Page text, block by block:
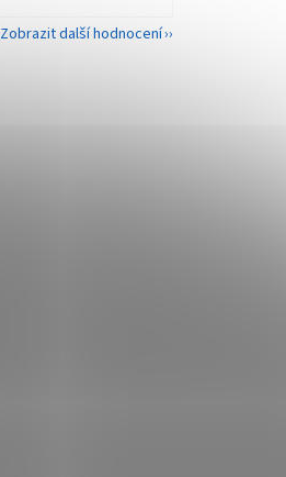
Zobrazit další hodnocení